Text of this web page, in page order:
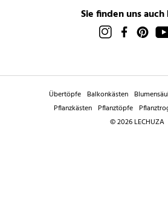
Sie finden uns
Übertöpfe Balkonkästen
Pflanzkästen Pflanztöpfe
© 2026 LECHUZA